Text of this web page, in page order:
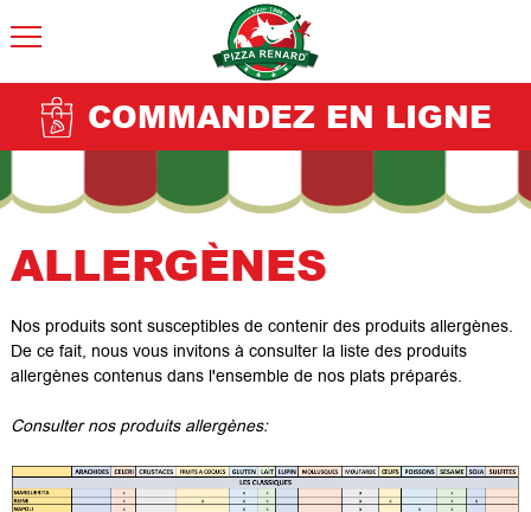
COMMANDEZ EN LIGNE
ALLERGÈNES
Nos produits sont susceptibles de contenir des produits allergènes.
De ce fait, nous vous invitons à consulter la liste des produits
allergènes contenus dans l'ensemble de nos plats préparés.
Consulter nos produits allergènes: